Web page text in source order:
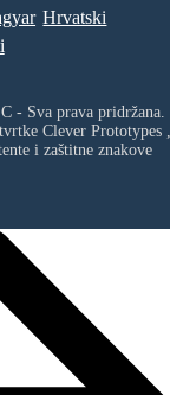
Hrvatski
- Sva prava pridržana.
Clever Prototypes ,
i zaštitne znakove